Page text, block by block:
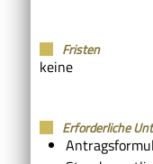
Fristen
keine
Erforderliche